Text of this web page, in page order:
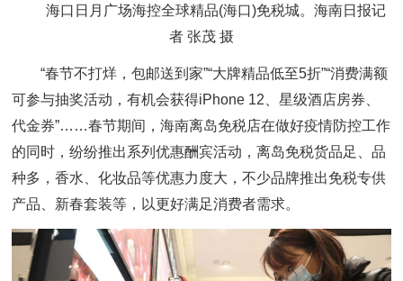
海口日月广场海控全球精品(海口)免税城。海南日报记
者 张茂 摄
“春节不打烊，包邮送到家”“大牌精品低至5折”“消费满额
可参与抽奖活动，有机会获得iPhone 12、星级酒店房券、
代金券”……春节期间，海南离岛免税店在做好疫情防控工作
的同时，纷纷推出系列优惠酬宾活动，离岛免税货品足、品
种多，香水、化妆品等优惠力度大，不少品牌推出免税专供
产品、新春套装等，以更好满足消费者需求。